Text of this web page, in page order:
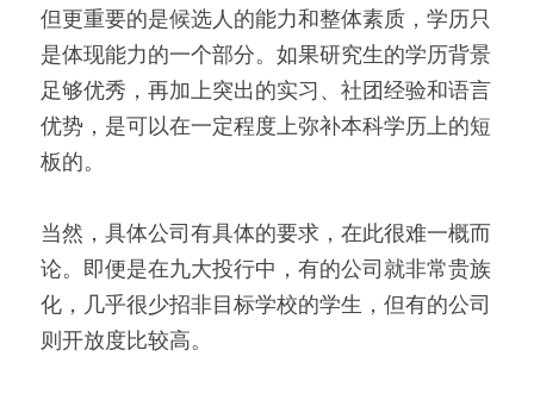
但更重要的是候选人的能力和整体素质，学历只
是体现能力的一个部分。如果研究生的学历背景
足够优秀，再加上突出的实习、社团经验和语言
优势，是可以在一定程度上弥补本科学历上的短
板的。
当然，具体公司有具体的要求，在此很难一概而
论。即便是在九大投行中，有的公司就非常贵族
化，几乎很少招非目标学校的学生，但有的公司
则开放度比较高。